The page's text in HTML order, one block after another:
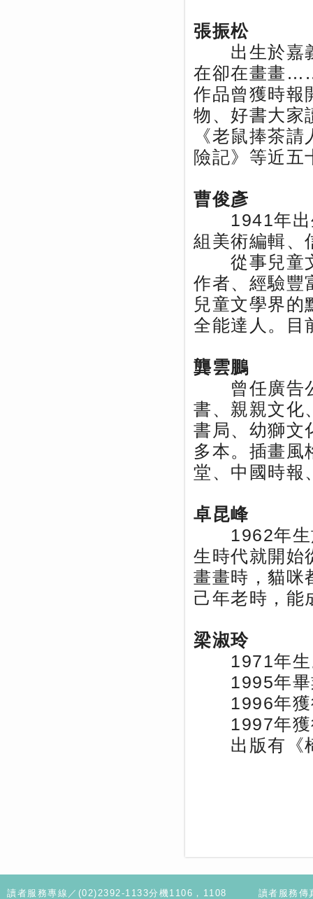
張振松
出生於嘉義
在卻在畫畫
作品曾獲時報
物、好書大家
《老鼠捧茶
險記》等近五
曹俊彥
1941年出生
組美術編輯、
從事兒童文
作者、經驗豐
兒童文學界的
全能達人。目
龔雲鵬
曾任廣告公
書、親親文化
書局、幼獅
多本。插畫風
堂、中國時報
卓昆峰
1962年生於
生時代就開始
畫畫時，貓咪
己年老時，能
梁淑玲
1971年生
1995年畢
1996年獲
1997年獲
出版有《椅
讀者服務專線／(02)2392-1133分機1106，1108
讀者服務